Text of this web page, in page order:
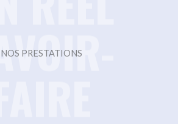
SAVOIR-
SAVOIR-
NOS PRESTATIONS